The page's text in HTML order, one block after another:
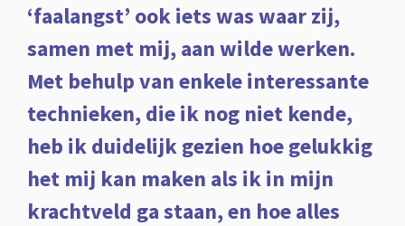
‘faalangst’ ook iets was waar zij,
samen met mij, aan wilde werken.
Met behulp van enkele interessante
technieken, die ik nog niet kende,
heb ik duidelijk gezien hoe gelukkig
het mij kan maken als ik in mijn
krachtveld ga staan, en hoe alles